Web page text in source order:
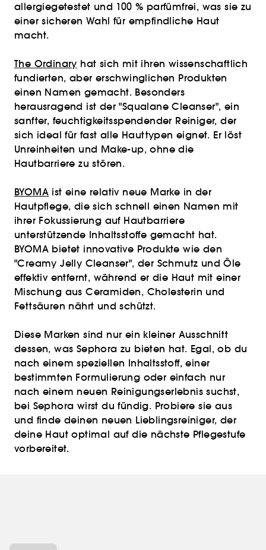
allergiegetestet und 100 % parfümfrei, was sie zu
einer sicheren Wahl für empfindliche Haut
macht.
The Ordinary hat sich mit ihren wissenschaftlich
fundierten, aber erschwinglichen Produkten
einen Namen gemacht. Besonders
herausragend ist der "Squalane Cleanser", ein
sanfter, feuchtigkeitsspendender Reiniger, der
sich ideal für fast alle Hauttypen eignet. Er löst
Unreinheiten und Make-up, ohne die
Hautbarriere zu stören.
BYOMA ist eine relativ neue Marke in der
Hautpflege, die sich schnell einen Namen mit
ihrer Fokussierung auf Hautbarriere
unterstützende Inhaltsstoffe gemacht hat.
BYOMA bietet innovative Produkte wie den
"Creamy Jelly Cleanser", der Schmutz und Öle
effektiv entfernt, während er die Haut mit einer
Mischung aus Ceramiden, Cholesterin und
Fettsäuren nährt und schützt.
Diese Marken sind nur ein kleiner Ausschnitt
dessen, was Sephora zu bieten hat. Egal, ob du
nach einem speziellen Inhaltsstoff, einer
bestimmten Formulierung oder einfach nur
nach einem neuen Reinigungserlebnis suchst,
bei Sephora wirst du fündig. Probiere sie aus
und finde deinen neuen Lieblingsreiniger, der
deine Haut optimal auf die nächste Pflegestufe
vorbereitet.